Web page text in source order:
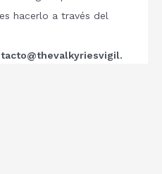
hacerlo a través del